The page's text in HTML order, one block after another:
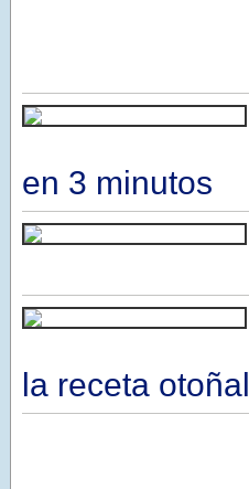
en 3 minutos
la receta otoñal